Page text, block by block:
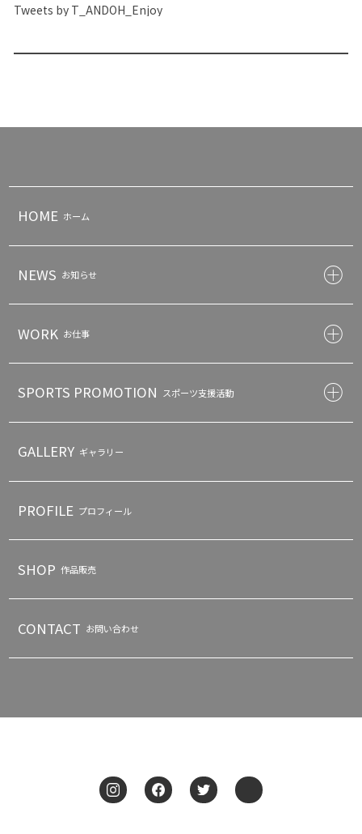
Tweets by T_ANDOH_Enjoy
HOME ホーム
NEWS お知らせ
WORK お仕事
SPORTS PROMOTION スポーツ支援活動
GALLERY ギャラリー
PROFILE プロフィール
SHOP 作品販売
CONTACT お問い合わせ